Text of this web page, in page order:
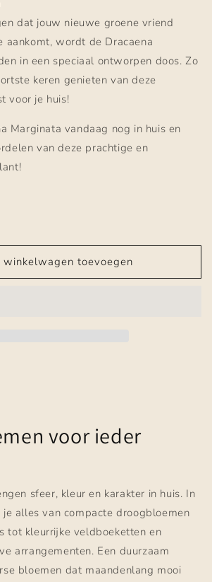
dat jouw nieuwe groene vriend
aankomt, wordt de Dracaena
in een speciaal ontworpen doos. Zo
keren genieten van deze
voor je huis!
Marginata vandaag nog in huis en
van deze prachtige en
winkelwagen toevoegen
voor ieder
sfeer, kleur en karakter in huis. In
alles van compacte droogbloemen
tot kleurrijke veldboeketten en
arrangementen. Een duurzaam
bloemen dat maandenlang mooi